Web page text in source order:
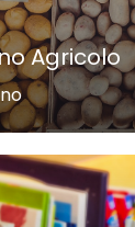
Agricolo